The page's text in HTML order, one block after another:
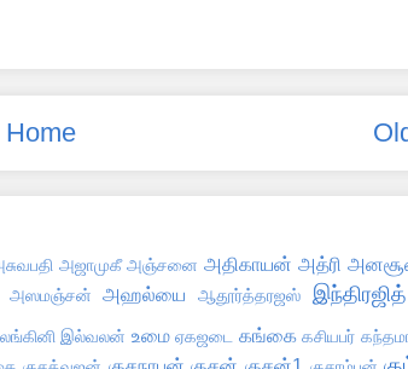
Home
அஜாமுகீ அஞ்சனை அதிகாயன் அத்ரி
அஸமஞ்சன் அஹல்யை ஆதூர்த்தரஜஸ் இந்திரஜித்
இல்வலன் உமை ஏகஜடை கங்கை கசியபர்